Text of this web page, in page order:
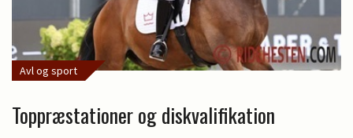
Avl og sport
Toppræstationer og diskvalifikation